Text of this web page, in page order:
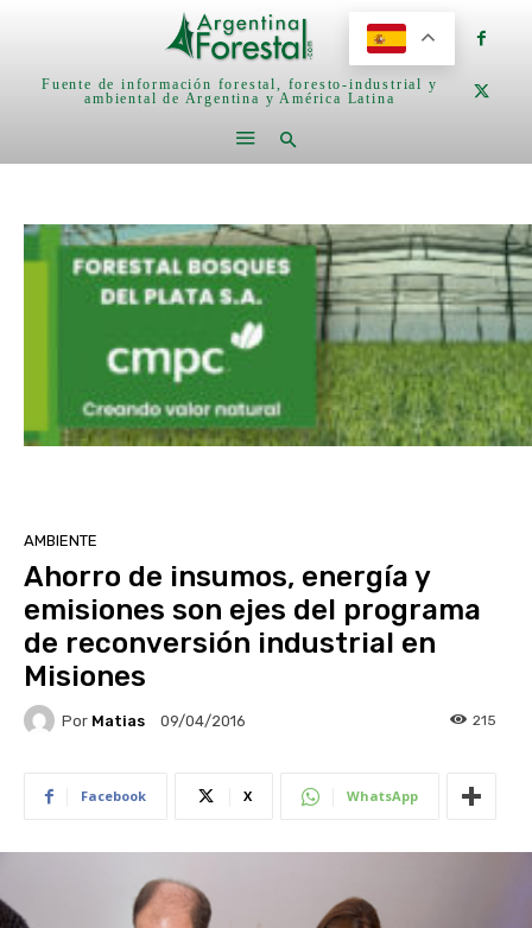
Fuente de información forestal, foresto-industrial y
ambiental de Argentina y América Latina
AMBIENTE
Ahorro de insumos, energía y
emisiones son ejes del programa
de reconversión industrial en
Misiones
Por Matias 09/04/2016 215
Facebook X WhatsApp